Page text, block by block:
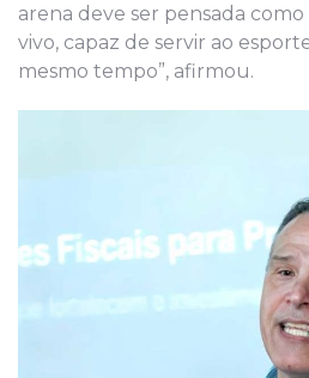
arena deve ser pensada
vivo, capaz de servir ao
mesmo tempo”, afirmou.